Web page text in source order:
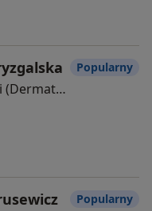
W trakcie specjalizacji (Dermatolog)
Popularny
Popularny